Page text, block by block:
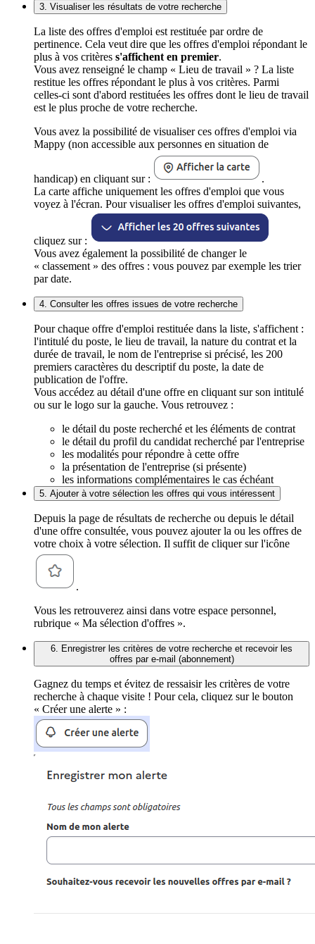
3. Visualiser les résultats de votre recherche
La liste des offres d'emploi est restituée par ordre de
pertinence. Cela veut dire que les offres d'emploi répondant le
plus à vos critères s'affichent en premier.
Vous avez renseigné le champ « Lieu de travail » ? La liste
restitue les offres répondant le plus à vos critères. Parmi
celles-ci sont d'abord restituées les offres dont le lieu de travail
est le plus proche de votre recherche.
Vous avez la possibilité de visualiser ces offres d'emploi via
Mappy (non accessible aux personnes en situation de
handicap) en cliquant sur :
.
La carte affiche uniquement les offres d'emploi que vous
voyez à l'écran. Pour visualiser les offres d'emploi suivantes,
cliquez sur :
Vous avez également la possibilité de changer le
« classement » des offres : vous pouvez par exemple les trier
par date.
4. Consulter les offres issues de votre recherche
Pour chaque offre d'emploi restituée dans la liste, s'affichent :
l'intitulé du poste, le lieu de travail, la nature du contrat et la
durée de travail, le nom de l'entreprise si précisé, les 200
premiers caractères du descriptif du poste, la date de
publication de l'offre.
Vous accédez au détail d'une offre en cliquant sur son intitulé
ou sur le logo sur la gauche. Vous retrouvez :
le détail du poste recherché et les éléments de contrat
le détail du profil du candidat recherché par l'entreprise
les modalités pour répondre à cette offre
la présentation de l'entreprise (si présente)
les informations complémentaires le cas échéant
5. Ajouter à votre sélection les offres qui vous intéressent
Depuis la page de résultats de recherche ou depuis le détail
d'une offre consultée, vous pouvez ajouter la ou les offres de
votre choix à votre sélection. Il suffit de cliquer sur l'icône
.
Vous les retrouverez ainsi dans votre espace personnel,
rubrique « Ma sélection d'offres ».
6. Enregistrer les critères de votre recherche et recevoir les
offres par e-mail (abonnement)
Gagnez du temps et évitez de ressaisir les critères de votre
recherche à chaque visite ! Pour cela, cliquez sur le bouton
« Créer une alerte » :